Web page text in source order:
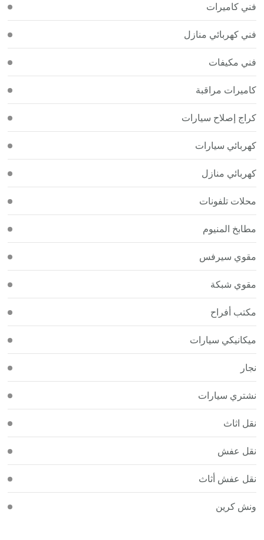
فني كاميرات
فني كهربائي منازل
فني مكيفات
كاميرات مراقبة
كراج إصلاح سيارات
كهربائي سيارات
كهربائي منازل
محلات تلفونات
مطابخ المنيوم
مقوي سيرفس
مقوي شبكة
مكتب أفراح
ميكانيكي سيارات
نجار
نشتري سيارات
نقل اثاث
نقل عفش
نقل عفش أثاث
ونش كرين